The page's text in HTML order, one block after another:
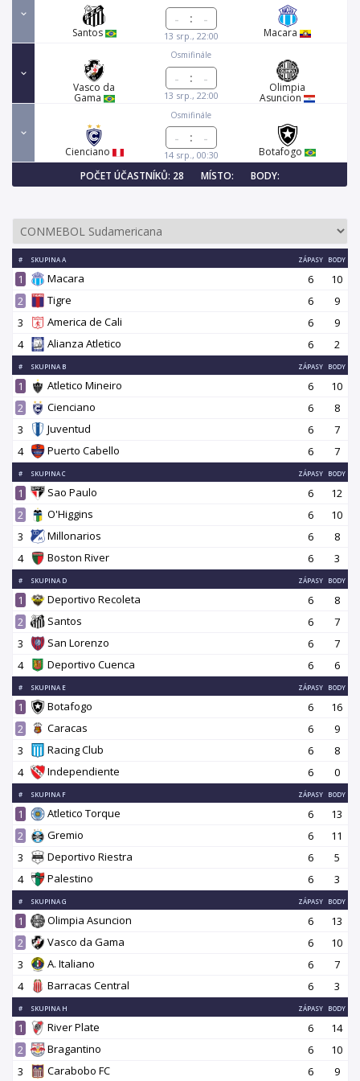
Santos
:
13 srp., 22:00 Macara
Osmifinále
Vasco da
Gama
:
13 srp., 22:00
Olimpia
Asuncion
Osmifinále
Cienciano
:
14 srp., 00:30
Botafogo
POČET ÚČASTNÍKŮ: 28
MÍSTO: BODY:
# SKUPINA A ZÁPASY BODY
1 Macara 6
10
2
Tigre 6
9
3
America de Cali 6
9
4
Alianza Atletico 6 2
# SKUPINA B ZÁPASY BODY
1 Atletico Mineiro 6
10
2
Cienciano 6
8
3
Juventud 6
7
4
Puerto Cabello 6 7
# SKUPINA C ZÁPASY BODY
1 Sao Paulo 6
12
2
O'Higgins 6
10
3
Millonarios 6
8
4
Boston River 6 3
# SKUPINA D ZÁPASY BODY
1 Deportivo Recoleta 6
8
2
Santos 6
7
3
San Lorenzo 6
7
4
Deportivo Cuenca 6 6
# SKUPINA E ZÁPASY BODY
1 Botafogo 6
16
2
Caracas 6
9
3
Racing Club 6
8
4
Independiente 6 0
# SKUPINA F ZÁPASY BODY
1 Atletico Torque 6
13
2
Gremio 6
11
3
Deportivo Riestra 6
5
4
Palestino 6 3
# SKUPINA G ZÁPASY BODY
1 Olimpia Asuncion 6
13
2
Vasco da Gama 6
10
3
A. Italiano 6
7
4
Barracas Central 6 3
# SKUPINA H ZÁPASY BODY
1 River Plate 6
14
2
Bragantino 6
10
3
Carabobo FC 6 9